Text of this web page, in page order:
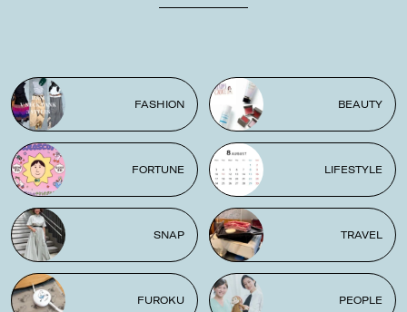
FASHION BEAUTY
FORTUNE LIFESTYLE
SNAP TRAVEL
FUROKU PEOPLE